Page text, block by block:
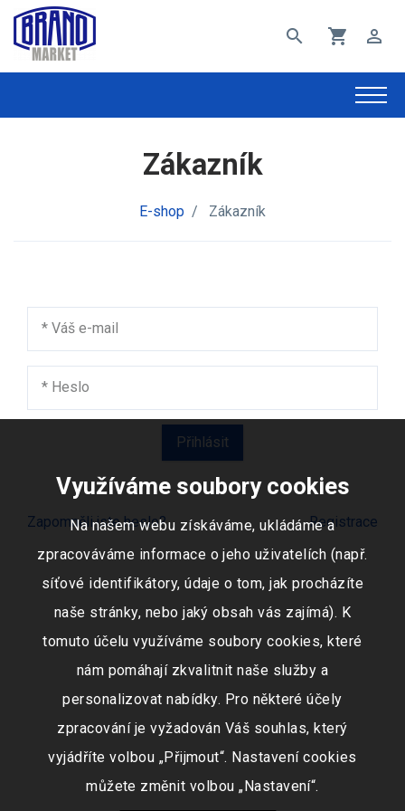
search shopping_cart perm_identity
Zákazník
E-shop / Zákazník
* Váš e-mail
* Heslo
Zapomněli jste heslo? Registrace
Využíváme soubory cookies
Na našem webu získáváme, ukládáme a
zpracováváme informace o jeho uživatelích (např.
síťové identifikátory, údaje o tom, jak procházíte
naše stránky, nebo jaký obsah vás zajímá). K
tomuto účelu využíváme soubory cookies, které
nám pomáhají zkvalitnit naše služby a
personalizovat nabídky. Pro některé účely
zpracování je vyžadován Váš souhlas, který
vyjádříte volbou „Přijmout“. Nastavení cookies
můžete změnit volbou „Nastavení“.